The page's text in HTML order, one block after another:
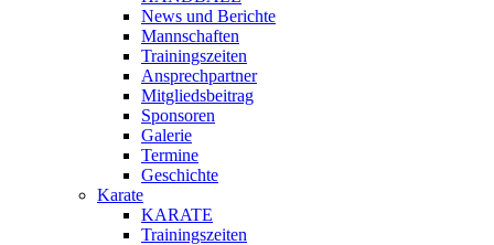
News und Berichte
Mannschaften
Trainingszeiten
Ansprechpartner
Mitgliedsbeitrag
Sponsoren
Galerie
Termine
Geschichte
Karate
KARATE
Trainingszeiten